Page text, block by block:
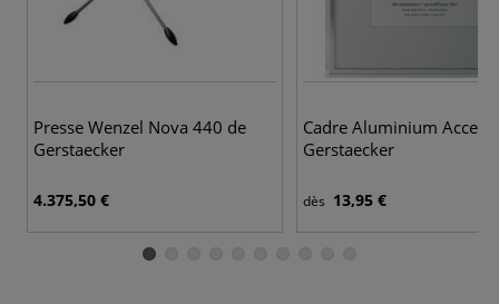
Presse Wenzel Nova 440 de
Gerstaecker
4.375,50 €
Cadre Aluminium Accent
Gerstaecker
dès 13,95 €